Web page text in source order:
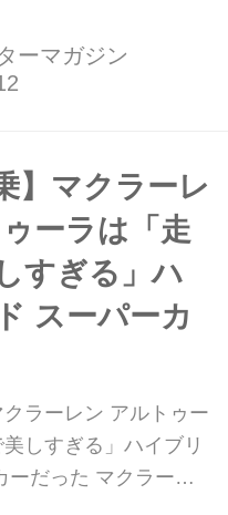
リスト「MIYAVI」と
ブコラボレーション
ーマガジン
】マクラーレ
ーラは「走
すぎる」ハ
スーパーカ
クラーレン アルトゥー
しすぎる」ハイブリ
ーだった マクラーレ